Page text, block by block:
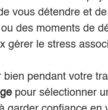
vous détendre et
des moments de
gérer le stress
pendant votre
pour sélectionner